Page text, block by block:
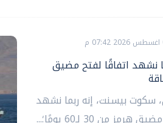
نشهد اتفاقًا لفتح مضيق
سكوت بيسنت، إنه ربما نشهد
من 30 لـ60 يومًا؛...